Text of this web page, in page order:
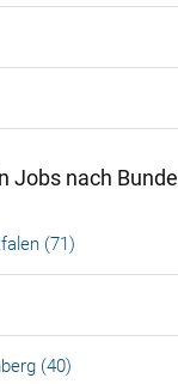
Jobs nach
(71)
(40)